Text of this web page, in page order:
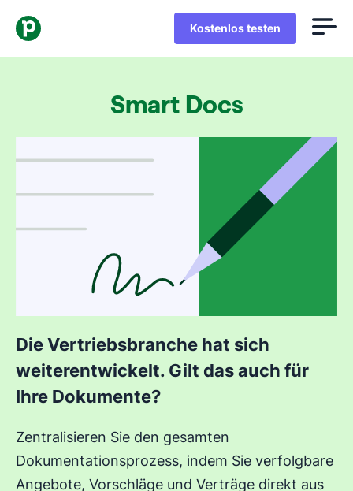
Kostenlos testen
Smart Docs
Die Vertriebsbranche hat sich
weiterentwickelt. Gilt das auch für
Ihre Dokumente?
Zentralisieren Sie den gesamten
Dokumentationsprozess, indem Sie verfolgbare
Angebote, Vorschläge und Verträge direkt aus